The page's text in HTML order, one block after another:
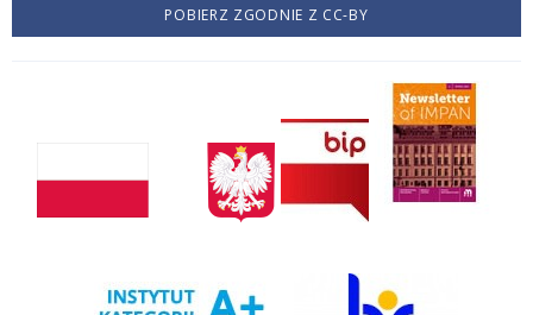
POBIERZ ZGODNIE Z CC-BY